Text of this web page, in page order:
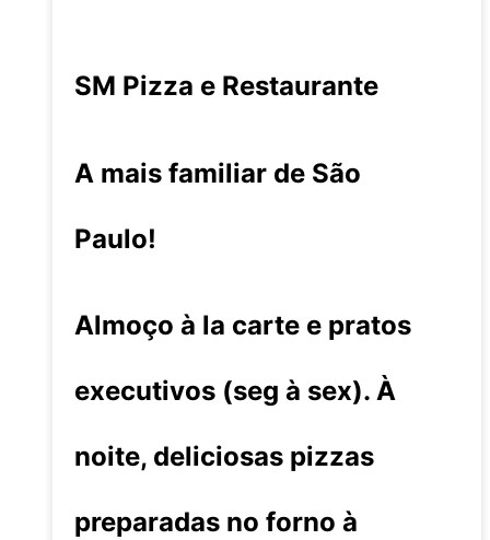
SM Pizza e Restaurante
A mais familiar de São
Paulo!
Almoço à la carte e pratos
executivos (seg à sex). À
noite, deliciosas pizzas
preparadas no forno à